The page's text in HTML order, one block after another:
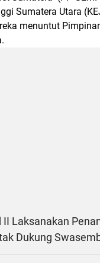
Sumatera Utara
menuntut
II Laksanakan
Dukung